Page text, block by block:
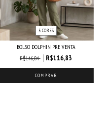
5 CORES
BOLSO DOLPHIN PRE VENTA
R$146,04
R$116,83
COMPRAR